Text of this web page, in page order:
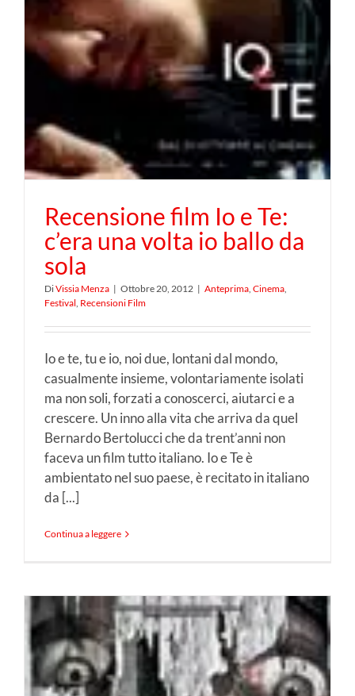
Recensione film Io e Te:
c’era una volta io ballo da
sola
DiVissia Menza | Ottobre 20, 2012 | Anteprima, Cinema,
Festival, Recensioni Film
Io e te, tu e io, noi due, lontani dal mondo,
casualmente insieme, volontariamente isolati
ma non soli, forzati a conoscerci, aiutarci e a
crescere. Un inno alla vita che arriva da quel
Bernardo Bertolucci che da trent’anni non
faceva un film tutto italiano. Io e Te è
ambientato nel suo paese, è recitato in italiano
da [...]
Continua a leggere